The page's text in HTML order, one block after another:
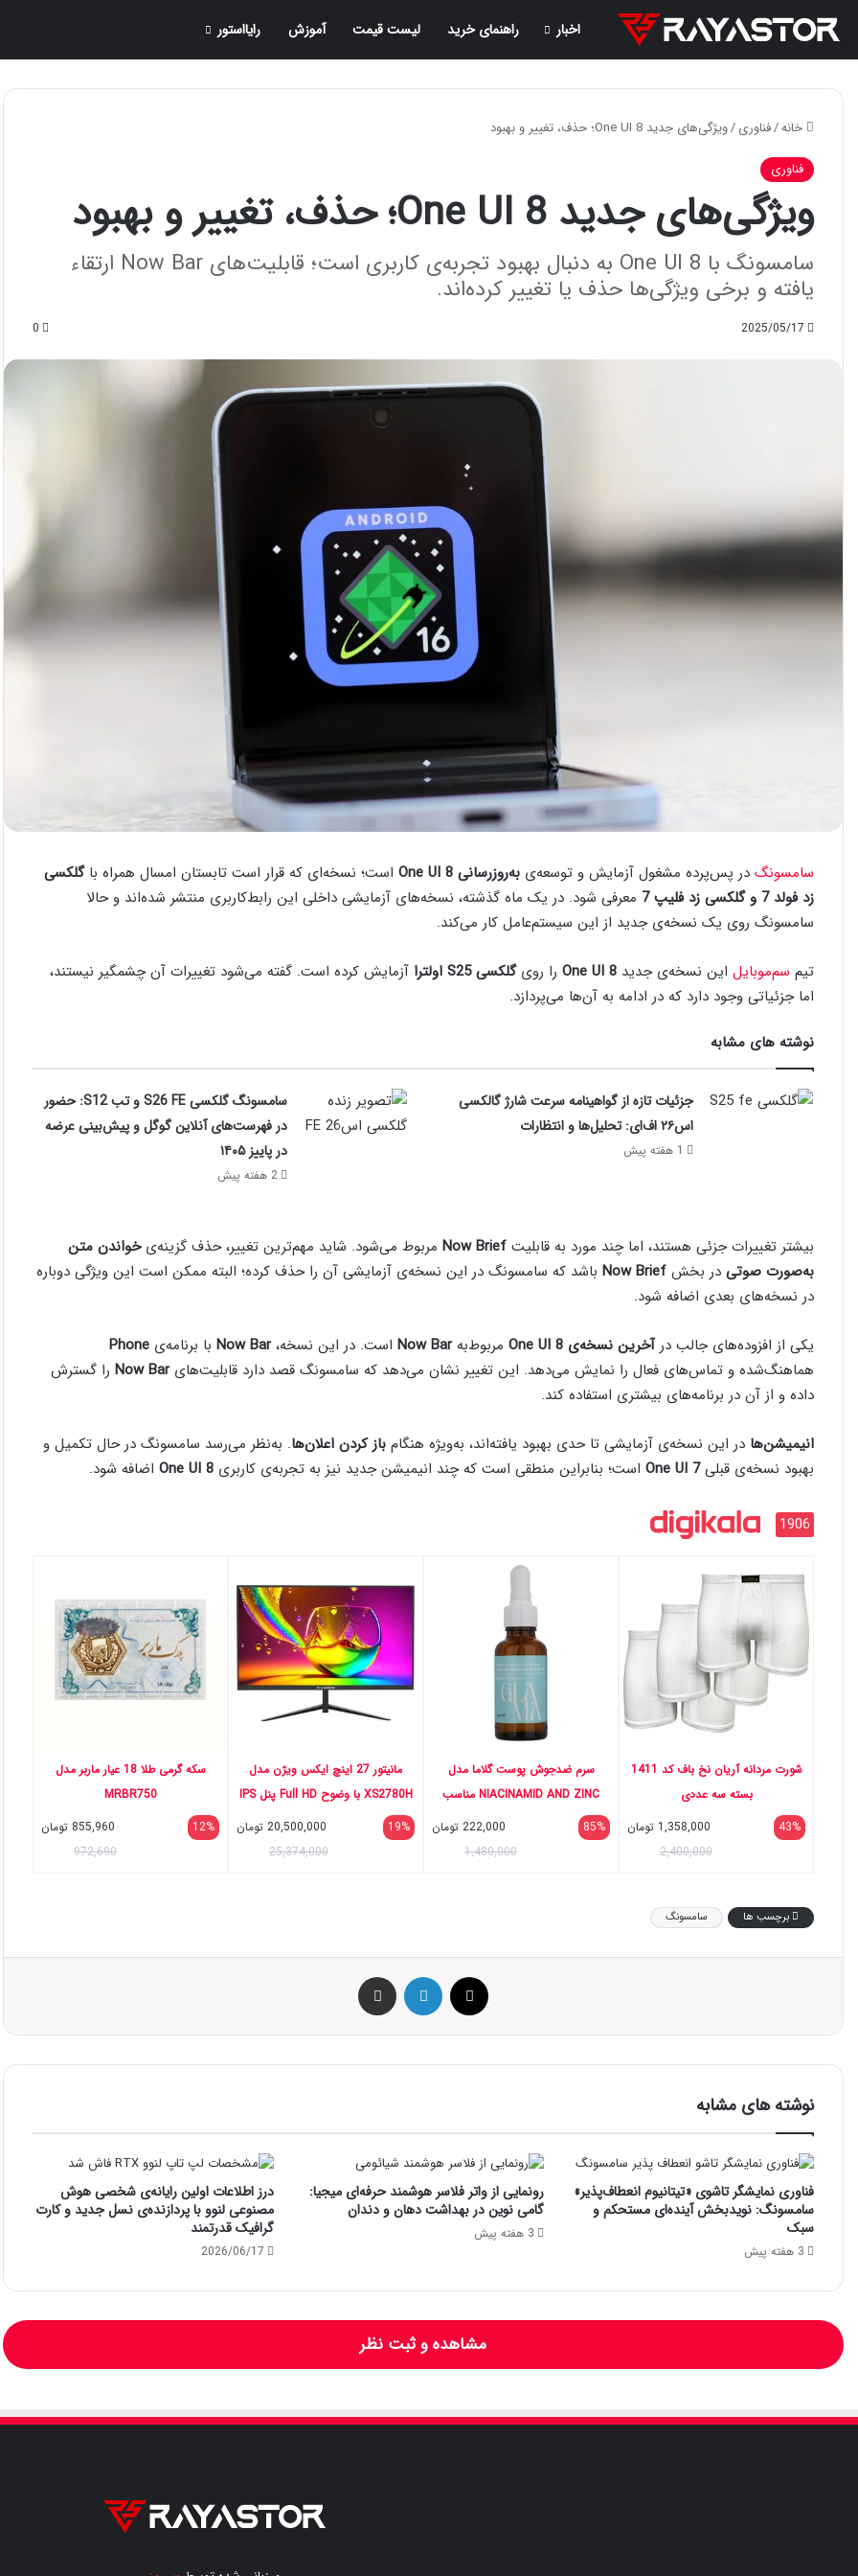
اخبار راهنمای خرید لیست قیمت آموزش رایااستور
خانه/فناوری/ویژگی‌های جدید One UI 8؛ حذف، تغییر و بهبود
فناوری
ویژگی‌های جدید One UI 8؛ حذف، تغییر و بهبود
سامسونگ با One UI 8 به دنبال بهبود تجربه‌ی کاربری است؛ قابلیت‌های Now Bar ارتقاء
یافته و برخی ویژگی‌ها حذف یا تغییر کرده‌اند.
2025/05/17
0
سامسونگ در پس‌پرده مشغول آزمایش و توسعه‌ی به‌روزرسانی One UI 8 است؛ نسخه‌ای که قرار است تابستان امسال همراه باگلکسی
زد فولد 7 و گلکسی زد فلیپ 7
معرفی شود. در یک ماه گذشته، نسخه‌های آزمایشی داخلی این رابط‌کاربری منتشر شده‌اند و حالا
سامسونگ روی یک نسخه‌ی جدید از این سیستم‌عامل کار می‌کند.
تیم سم‌موبایل این نسخه‌ی جدید One UI 8 را رویگلکسی S25 اولترا
آزمایش کرده است. گفته می‌شود تغییرات آن چشمگیر نیستند،
اما جزئیاتی وجود دارد که در ادامه به آن‌ها می‌پردازد.
نوشته های مشابه
جزئیات تازه از گواهینامه سرعت شارژ گالکسی
اس۲۶ اف‌ای: تحلیل‌ها و انتظارات
1 هفته پیش
سامسونگ گلکسی S26 FE و تب S12: حضور
در فهرست‌های آنلاین گوگل و پیش‌بینی عرضه
در پاییز ۱۴۰۵
2 هفته پیش
بیشتر تغییرات جزئی هستند، اما چند مورد به قابلیت Now Brief مربوط می‌شود. شاید مهم‌ترین تغییر، حذف گزینه‌یخواندن متن
به‌صورت صوتی در بخش Now Brief باشد که سامسونگ در این نسخه‌ی آزمایشی آن را حذف کرده؛ البته ممکن است این ویژگی دوباره
در نسخه‌های بعدی اضافه شود.
یکی از افزوده‌های جالب درآخرین نسخه‌ی One UI 8 مربوط‌بهNow Bar است. در این نسخه،Now Bar با برنامه‌ی Phone
هماهنگ‌شده و تماس‌های فعال را نمایش می‌دهد. این تغییر نشان می‌دهد که سامسونگ قصد دارد قابلیت‌هایNow Bar را گسترش
داده و از آن در برنامه‌های بیشتری استفاده کند.
انیمیشن‌ها در این نسخه‌ی آزمایشی تا حدی بهبود یافته‌اند، به‌ویژه هنگام باز کردن اعلان‌ها. به‌نظر می‌رسد سامسونگ در حال تکمیل و
بهبود نسخه‌ی قبلیOne UI 7 است؛ بنابراین منطقی است که چند انیمیشن جدید نیز به تجربه‌ی کاربری One UI 8 اضافه شود.
1906
شورت مردانه آریان نخ باف کد 1411
بسته سه عددی
43%
1,358,000 تومان
2,400,000
سرم ضدجوش پوست گلاما مدل
NIACINAMID AND ZINC مناسب
برای پوست چرب حجم 30 میلی لیتر
85%
222,000 تومان
1,480,000
مانیتور 27 اینچ ایکس ویژن مدل
XS2780H با وضوح Full HD پنل IPS
و نرخ به روزرسانی 100 هرتز19%
20,500,000 تومان
25,374,000
سکه گرمی طلا 18 عیار ماربر مدل
MRBR750
12%
855,960 تومان
972,690
برچسب ها سامسونگ
ایکس لینکداین
نوشته های مشابه
فناوری نمایشگر تاشوی «تیتانیوم انعطاف‌پذیر»
سامسونگ: نویدبخش آینده‌ای مستحکم و
سبک
3 هفته پیش
رونمایی از واتر فلاسر هوشمند حرفه‌ای میجیا:
گامی نوین در بهداشت دهان و دندان
3 هفته پیش
درز اطلاعات اولین رایانه‌ی شخصی هوش
مصنوعی لنوو با پردازنده‌ی نسل جدید و کارت
گرافیک قدرتمند
2026/06/17
مشاهده و ثبت نظر